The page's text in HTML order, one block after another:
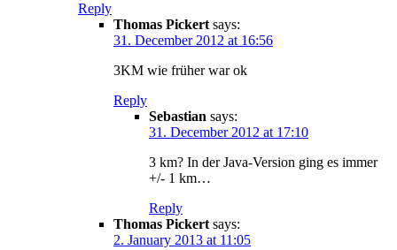
Reply
Thomas Pickert says:
31. December 2012 at 16:56
3KM wie früher war ok
Reply
Sebastian says:
31. December 2012 at 17:10
3 km? In der Java-Version ging es immer
+/- 1 km…
Reply
Thomas Pickert says:
2. January 2013 at 11:05